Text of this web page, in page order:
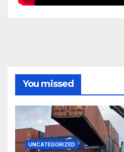
You missed
UNCATEGORIZED